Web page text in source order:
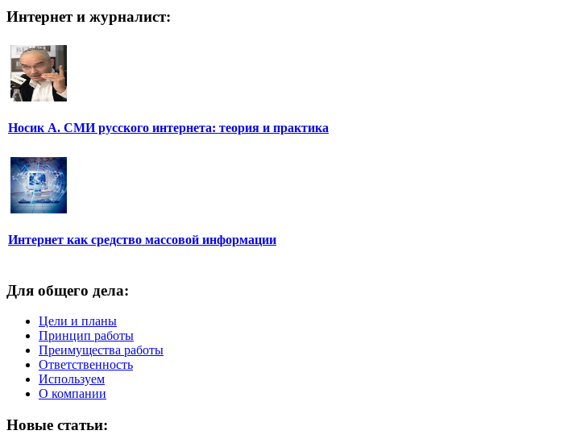
Интернет и журналист:
Носик А. СМИ русского интернета: теория и практика
Интернет как средство массовой информации
Для общего дела:
Цели и планы
Принцип работы
Преимущества работы
Ответственность
Используем
О компании
Новые статьи: